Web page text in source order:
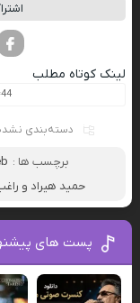
لینک کوتاه مطلب
دسته‌بندی
برچسب ها :
حمید هیراد و
پست های